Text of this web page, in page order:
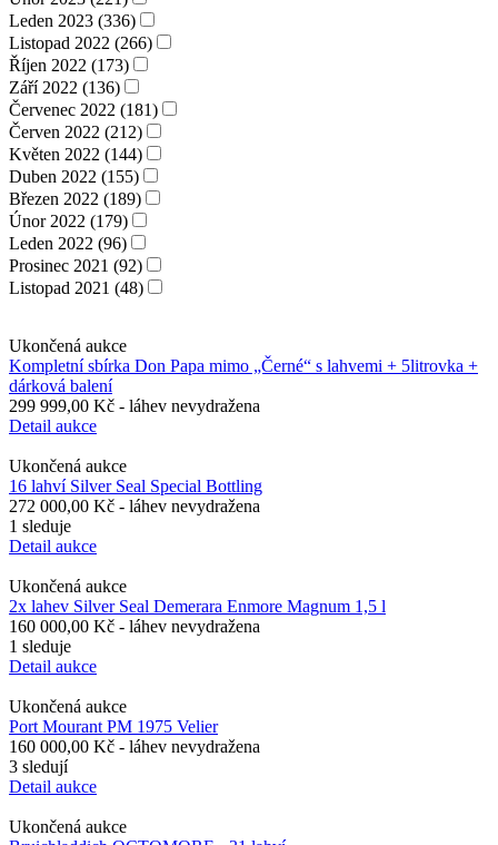
Leden 2023 (336)
Listopad 2022 (266)
Říjen 2022 (173)
Září 2022 (136)
Červenec 2022 (181)
Červen 2022 (212)
Květen 2022 (144)
Duben 2022 (155)
Březen 2022 (189)
Únor 2022 (179)
Leden 2022 (96)
Prosinec 2021 (92)
Listopad 2021 (48)
Ukončená aukce
Kompletní sbírka Don Papa mimo „Černé“ s lahvemi + 5litrovka +
dárková balení
299 999,00 Kč - láhev nevydražena
Detail aukce
Ukončená aukce
16 lahví Silver Seal Special Bottling
272 000,00 Kč - láhev nevydražena
1 sleduje
Detail aukce
Ukončená aukce
2x lahev Silver Seal Demerara Enmore Magnum 1,5 l
160 000,00 Kč - láhev nevydražena
1 sleduje
Detail aukce
Ukončená aukce
Port Mourant PM 1975 Velier
160 000,00 Kč - láhev nevydražena
3 sledují
Detail aukce
Ukončená aukce